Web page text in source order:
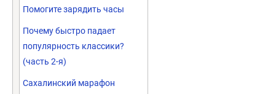
Помогите зарядить часы
Почему быстро падает
популярность классики?
(часть 2-я)
Сахалинский марафон